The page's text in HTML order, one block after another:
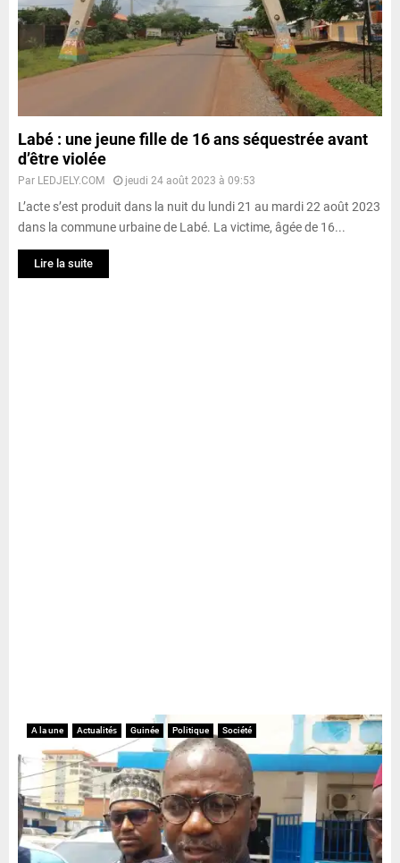
Labé : une jeune fille de 16 ans séquestrée avant
d’être violée
Par LEDJELY.COM jeudi 24 août 2023 à 09:53
L’acte s’est produit dans la nuit du lundi 21 au mardi 22 août 2023
dans la commune urbaine de Labé. La victime, âgée de 16...
Lire la suite
A la une Actualités Guinée Politique Société